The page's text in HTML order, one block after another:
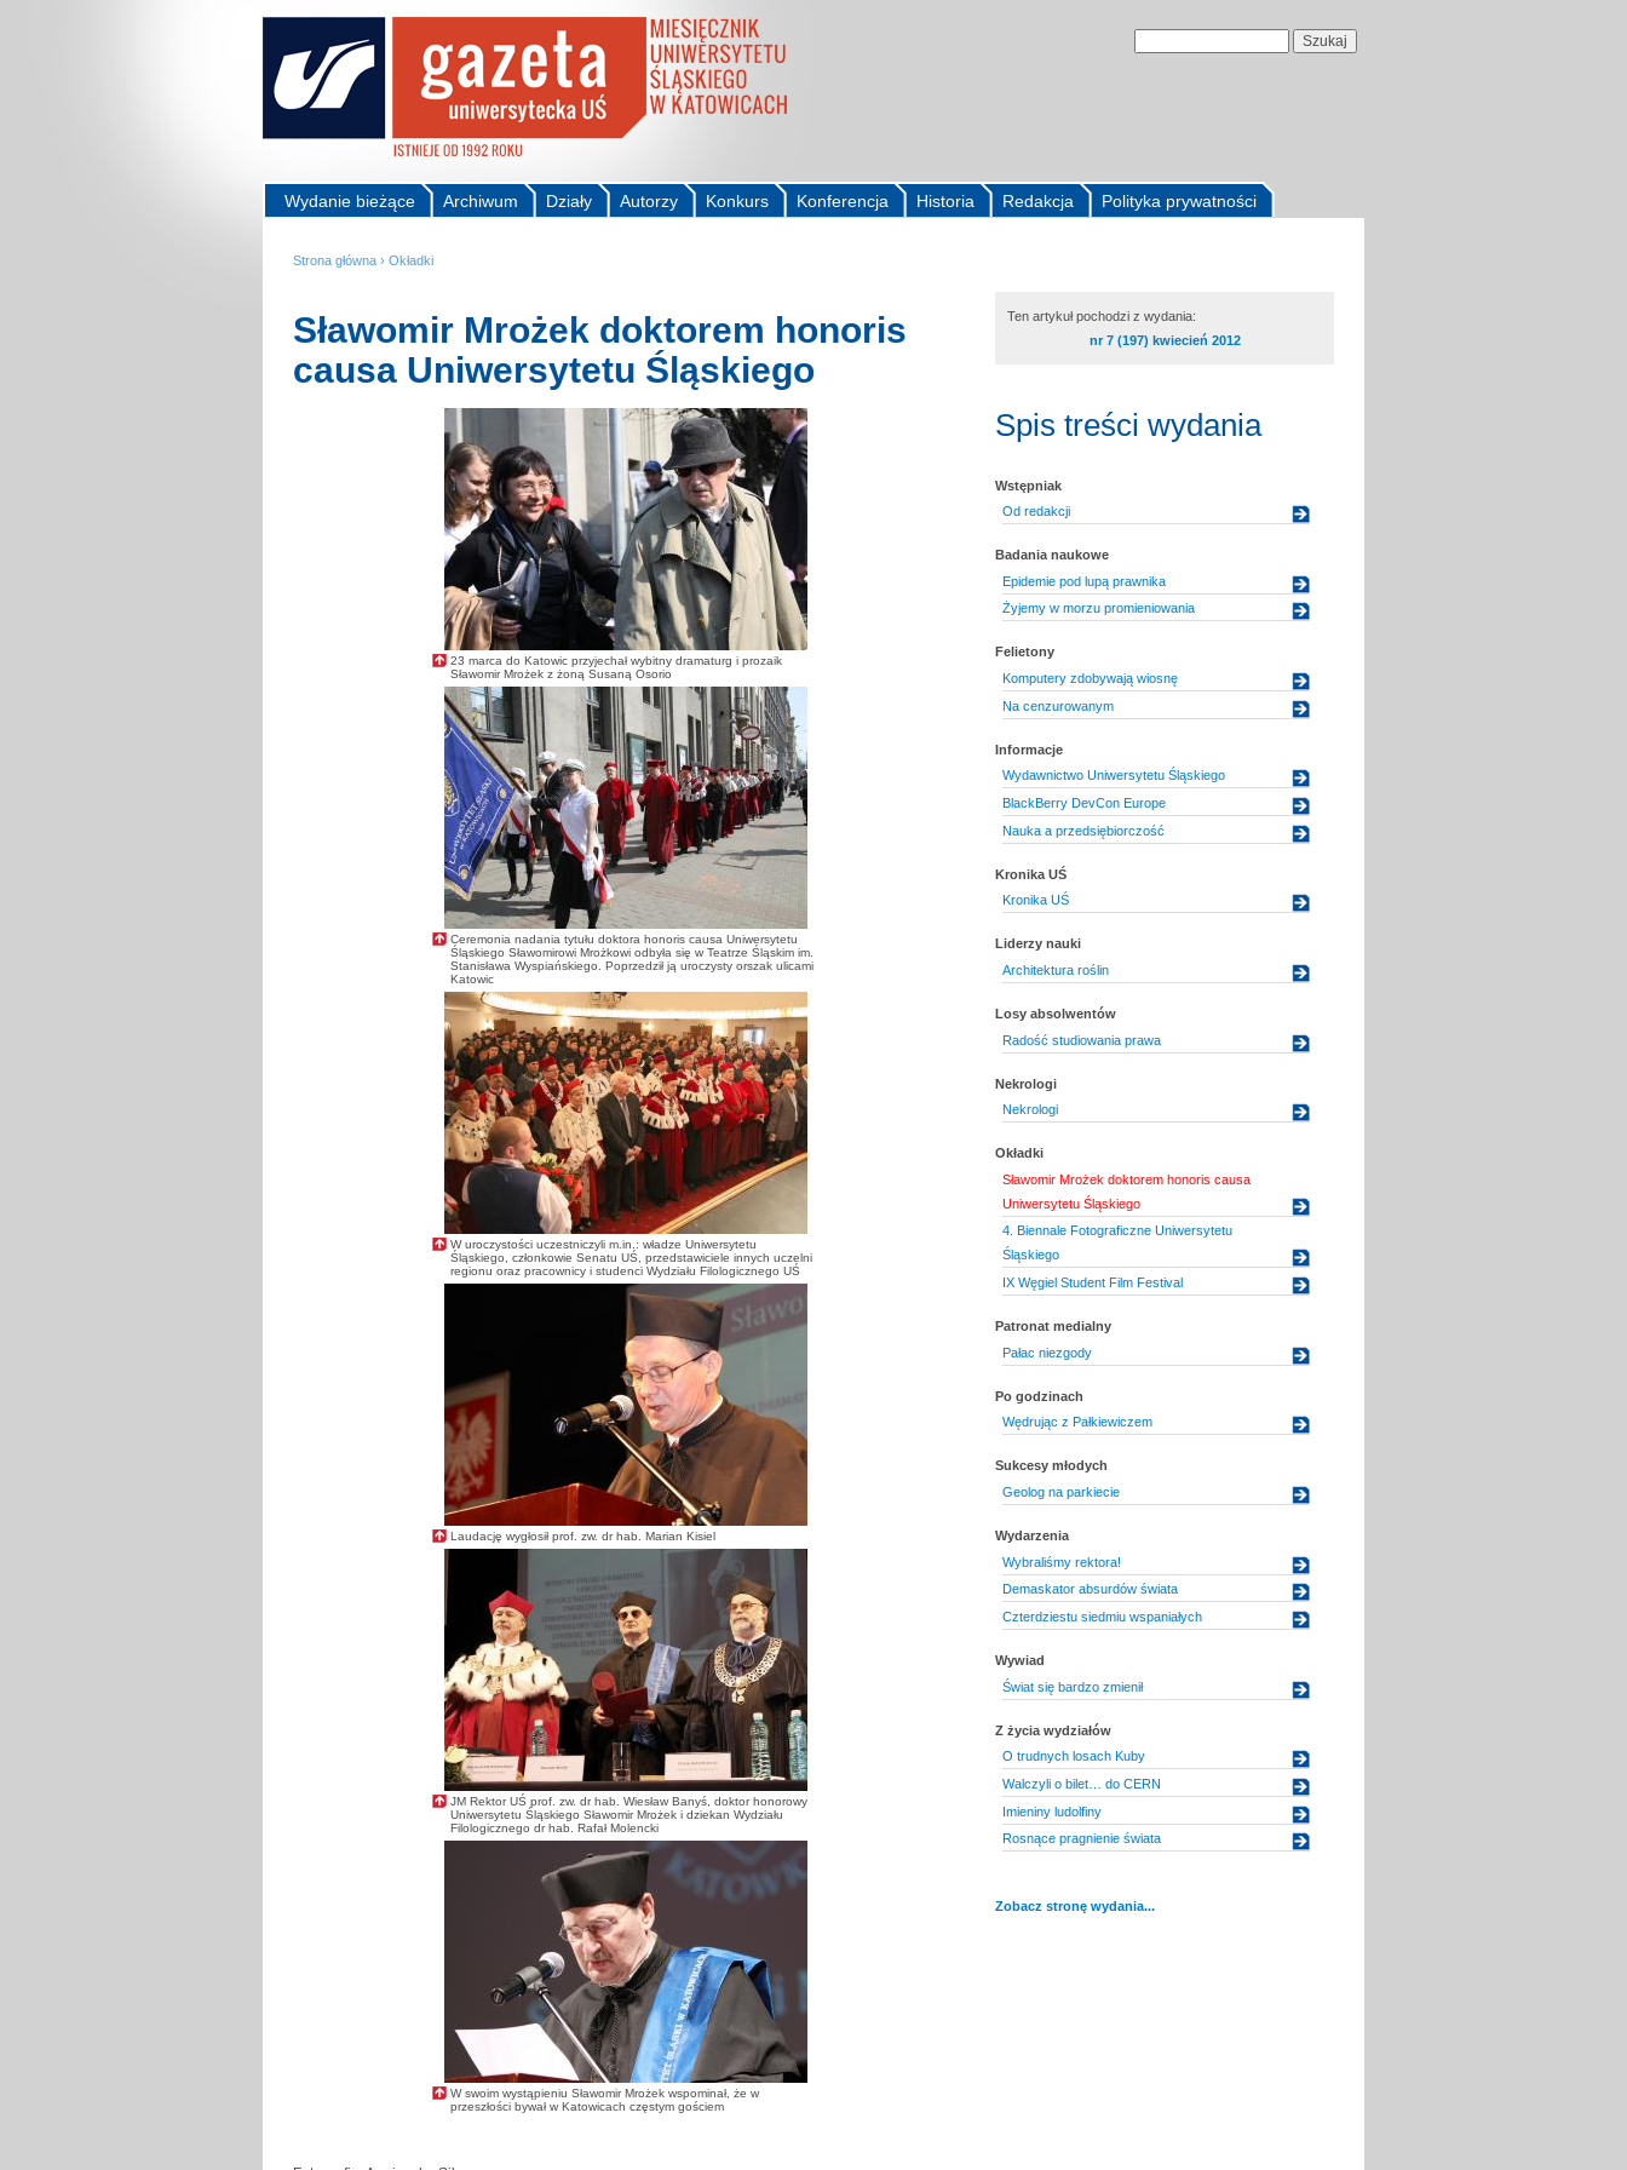
Polityka prywatności
Redakcja
Historia
Konferencja
Konkurs
Autorzy
Działy
Archiwum
Wydanie bieżące
Strona główna › Okładki
Sławomir Mrożek doktorem honoris
causa Uniwersytetu Śląskiego
23 marca do Katowic przyjechał wybitny dramaturg i prozaik
Sławomir Mrożek z żoną Susaną Osorio
Ceremonia nadania tytułu doktora honoris causa Uniwersytetu
Śląskiego Sławomirowi Mrożkowi odbyła się w Teatrze Śląskim im.
Stanisława Wyspiańskiego. Poprzedził ją uroczysty orszak ulicami
Katowic
W uroczystości uczestniczyli m.in.: władze Uniwersytetu
Śląskiego, członkowie Senatu UŚ, przedstawiciele innych uczelni
regionu oraz pracownicy i studenci Wydziału Filologicznego UŚ
Laudację wygłosił prof. zw. dr hab. Marian Kisiel
JM Rektor UŚ prof. zw. dr hab. Wiesław Banyś, doktor honorowy
Uniwersytetu Śląskiego Sławomir Mrożek i dziekan Wydziału
Filologicznego dr hab. Rafał Molencki
W swoim wystąpieniu Sławomir Mrożek wspominał, że w
przeszłości bywał w Katowicach częstym gościem
Ten artykuł pochodzi z wydania:
nr 7 (197) kwiecień 2012
Spis treści wydania
Wstępniak
Od redakcji
Badania naukowe
Epidemie pod lupą prawnika
Żyjemy w morzu promieniowania
Felietony
Komputery zdobywają wiosnę
Na cenzurowanym
Informacje
Wydawnictwo Uniwersytetu Śląskiego
BlackBerry DevCon Europe
Nauka a przedsiębiorczość
Kronika UŚ
Kronika UŚ
Liderzy nauki
Architektura roślin
Losy absolwentów
Radość studiowania prawa
Nekrologi
Nekrologi
Okładki
Sławomir Mrożek doktorem honoris causa
Uniwersytetu Śląskiego
4. Biennale Fotograficzne Uniwersytetu
Śląskiego
IX Węgiel Student Film Festival
Patronat medialny
Pałac niezgody
Po godzinach
Wędrując z Pałkiewiczem
Sukcesy młodych
Geolog na parkiecie
Wydarzenia
Wybraliśmy rektora!
Demaskator absurdów świata
Czterdziestu siedmiu wspaniałych
Wywiad
Świat się bardzo zmienił
Z życia wydziałów
O trudnych losach Kuby
Walczyli o bilet… do CERN
Imieniny ludolfiny
Rosnące pragnienie świata
Zobacz stronę wydania...